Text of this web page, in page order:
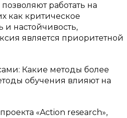
работать на
как критическое
и настойчивость,
является приоритетной
Какие методы более
обучения влияют на
«Action research»,